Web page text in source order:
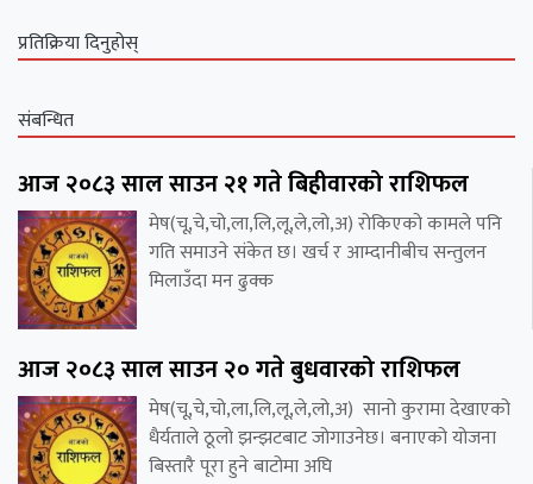
प्रतिक्रिया दिनुहोस्
संबन्धित
आज २०८३ साल साउन २१ गते बिहीवारको राशिफल
मेष(चू,चे,चो,ला,लि,लू,ले,लो,अ) रोकिएको कामले पनि
गति समाउने संकेत छ। खर्च र आम्दानीबीच सन्तुलन
मिलाउँदा मन ढुक्क
आज २०८३ साल साउन २० गते बुधवारको राशिफल
मेष(चू,चे,चो,ला,लि,लू,ले,लो,अ) सानो कुरामा देखाएको
धैर्यताले ठूलो झन्झटबाट जोगाउनेछ। बनाएको योजना
बिस्तारै पूरा हुने बाटोमा अघि